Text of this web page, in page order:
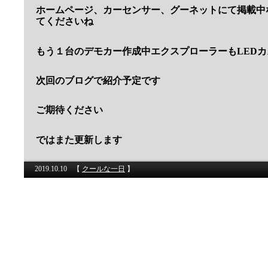
ホームページ、カーセンサー、グーネットにて掲載
てくださいね
もう１台のデモカー作成中エクスプローラーもLED
次回のブログで紹介予定です
ご期待ください
ではまた更新します
2019.10.10 【 クールな一日 】